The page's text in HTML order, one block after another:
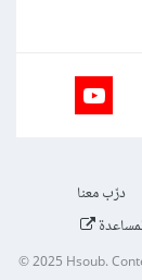
درّب معنا
© 2025Hsoub.